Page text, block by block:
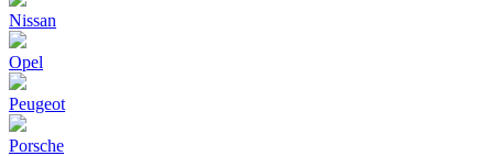
Nissan
Opel
Peugeot
Porsche